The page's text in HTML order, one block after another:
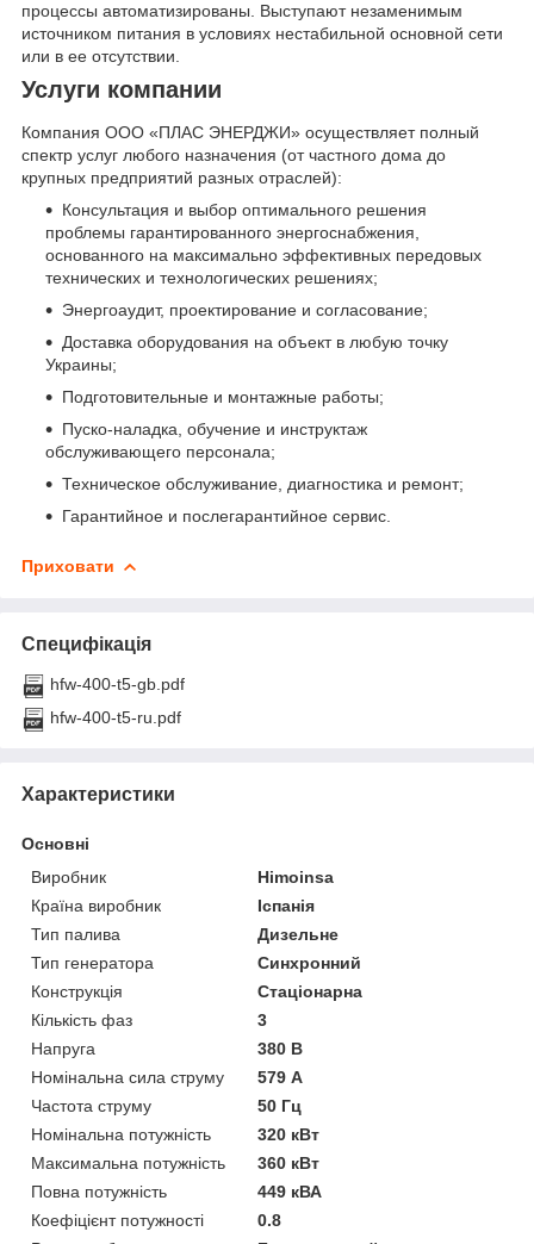
процессы автоматизированы. Выступают незаменимым
источником питания в условиях нестабильной основной сети
или в ее отсутствии.
Услуги компании
Компания ООО «ПЛАС ЭНЕРДЖИ» осуществляет полный
спектр услуг любого назначения (от частного дома до
крупных предприятий разных отраслей):
Консультация и выбор оптимального решения
проблемы гарантированного энергоснабжения,
основанного на максимально эффективных передовых
технических и технологических решениях;
Энергоаудит, проектирование и согласование;
Доставка оборудования на объект в любую точку
Украины;
Подготовительные и монтажные работы;
Пуско-наладка, обучение и инструктаж
обслуживающего персонала;
Техническое обслуживание, диагностика и ремонт;
Гарантийное и послегарантийное сервис.
Приховати
Специфікація
hfw-400-t5-gb.pdf
hfw-400-t5-ru.pdf
Характеристики
Основні
Виробник
Himoinsa
Країна виробник
Іспанія
Тип палива
Дизельне
Тип генератора
Синхронний
Конструкція
Стаціонарна
Кількість фаз
3
Напруга
380 В
Номінальна сила струму
579 А
Частота струму
50 Гц
Номінальна потужність
320 кВт
Максимальна потужність
360 кВт
Повна потужність
449 кВА
Коефіцієнт потужності
0.8